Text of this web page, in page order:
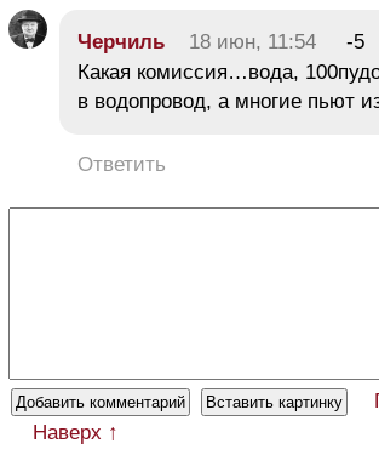
Черчиль 18 июн, 11:54
-5
Какая комиссия…вода,
в водопровод, а многие пьют
Ответить
Наверх ↑